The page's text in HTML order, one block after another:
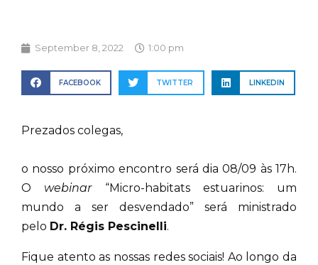
September 8, 2022 1:00 pm
FACEBOOK TWITTER LINKEDIN
Prezados colegas,
o nosso próximo encontro será dia 08/09 às 17h.
O webinar “Micro-habitats estuarinos: um
mundo a ser desvendado” será ministrado
pelo Dr. Régis Pescinelli.
Fique atento as nossas redes sociais! Ao longo da